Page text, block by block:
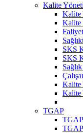
Kalite
Kalite
Kalite
SKS
SKS
Kalite
Kalite
TGAP
TGAP